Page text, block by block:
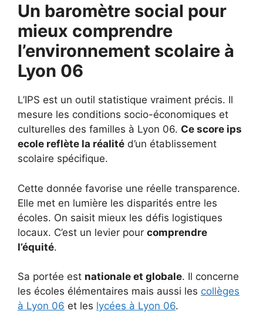
Un baromètre social pour
mieux comprendre
l’environnement scolaire à
Lyon 06
L’IPS est un outil statistique vraiment précis. Il
mesure les conditions socio-économiques et
culturelles des familles à Lyon 06. Ce score ips
ecole reflète la réalité d’un établissement
scolaire spécifique.
Cette donnée favorise une réelle transparence.
Elle met en lumière les disparités entre les
écoles. On saisit mieux les défis logistiques
locaux. C’est un levier pour comprendre
l’équité.
Sa portée est nationale et globale. Il concerne
les écoles élémentaires mais aussi les collèges
à Lyon 06 et les lycées à Lyon 06.